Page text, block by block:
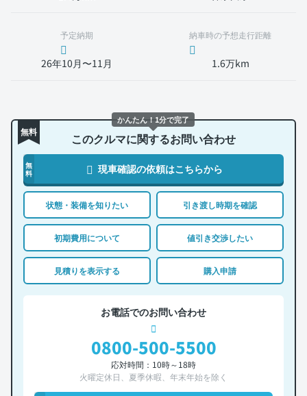
予定納期
26年10月〜11月
納車時の予想走行距離
1.6万km
無料 このクルマに関するお問い合わせ
無
料
現車確認の依頼はこちらから
状態・装備を知りたい 引き渡し時期を確認
初期費用について 値引き交渉したい
見積りを表示する 購入申請
お電話でのお問い合わせ
0800-500-5500
応対時間：10時～18時
火曜定休日、夏季休暇、年末年始を除く
かんたん！1分で完了